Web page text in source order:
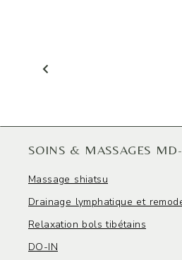
SOINS & MASSAGES
Massage shiatsu
Drainage lymphatique et
Relaxation bols tibétains
DO-IN